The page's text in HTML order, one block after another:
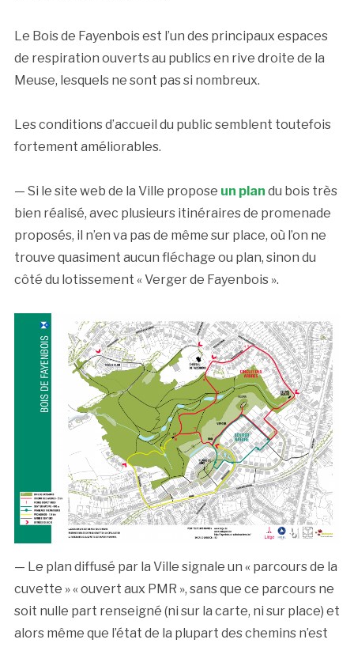
Le Bois de Fayenbois est l’un des principaux espaces
de respiration ouverts au publics en rive droite de la
Meuse, lesquels ne sont pas si nombreux.
Les conditions d’accueil du public semblent toutefois
fortement améliorables.
— Si le site web de la Ville propose un plan du bois très
bien réalisé, avec plusieurs itinéraires de promenade
proposés, il n’en va pas de même sur place, où l’on ne
trouve quasiment aucun fléchage ou plan, sinon du
côté du lotissement « Verger de Fayenbois ».
— Le plan diffusé par la Ville signale un « parcours de la
cuvette » « ouvert aux PMR », sans que ce parcours ne
soit nulle part renseigné (ni sur la carte, ni sur place) et
alors même que l’état de la plupart des chemins n’est